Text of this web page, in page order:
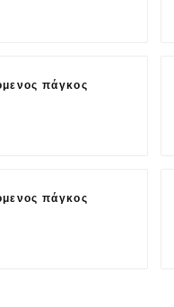
πάγκος
πάγκος